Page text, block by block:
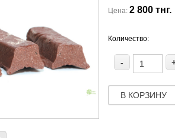
Цена: 2 800 тнг.
Количество:
+
-
В КОРЗИНУ